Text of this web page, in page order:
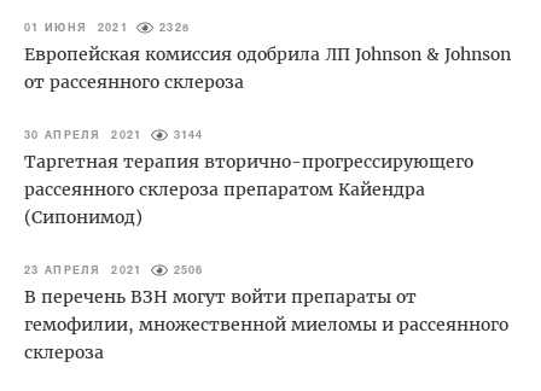
01 ИЮНЯ 2021 2328
Европейская комиссия одобрила ЛП Johnson & Johnson
от рассеянного склероза
30 АПРЕЛЯ 2021 3144
Таргетная терапия вторично-прогрессирующего
рассеянного склероза препаратом Кайендра
(Сипонимод)
23 АПРЕЛЯ 2021 2506
В перечень ВЗН могут войти препараты от
гемофилии, множественной миеломы и рассеянного
склероза